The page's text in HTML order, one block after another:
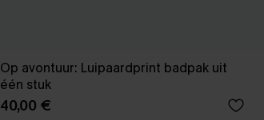
Op avontuur: Luipaardprint badpak uit
één stuk
40,00 €